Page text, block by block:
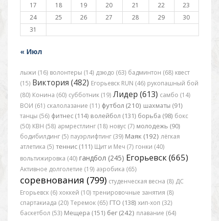
17
18 19 20 21 22
23
24
25 26 27 28 29
30
31
« Июл
лыжи (16) волонтеры (14) дзюдо (63) бадминтон (68) квест
(15) Виктория (482) Егорьевск RUN (46) рукопашный бой
(80) Конина (60) субботник (19) Лидер (613) самбо (14)
ВОИ (61) скалолазание (11) футбол (210) шахматы (91)
танцы (56) фитнес (114) волейбол (131) борьба (98) бокс
(50) КВН (58) армрестлинг (18) новус (7) молодежь (90)
бодибилдинг (5) пауэрлифтинг (39) Маяк (192) лёгкая
атлетика (5) теннис (111) Щит и Меч (7) гонки (40)
вольтижировка (40) гандбол (245) Егорьевск (665)
Активное долголетие (19) аэробика (65)
соревнования (799) студенческая весна (8) ДС
Егорьевск (6) хоккей (10) тренировочные занятия (8)
спартакиада (20) Теремок (65) ГТО (138) хип-хоп (32)
баскетбол (53) Мещера (151) бег (242) плавание (64)